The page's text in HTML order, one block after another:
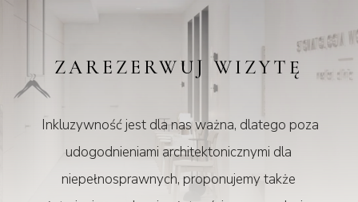
ZAREZERWUJ WIZYTĘ
Inkluzywność jest dla nas ważna, dlatego poza
udogodnieniami architektonicznymi dla
niepełnosprawnych, proponujemy także